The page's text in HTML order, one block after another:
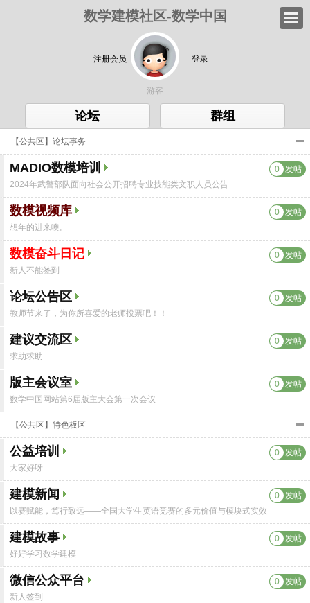
数学建模社区-数学中国
注册会员 登录
游客
论坛 群组
【公共区】论坛事务
MADIO数模培训 发帖
0
2024年武警部队面向社会公开招聘专业技能类文职人员公告
数模视频库 发帖
0
想年的进来噢。
数模奋斗日记 发帖
0
新人不能签到
论坛公告区 发帖
0
教师节来了，为你所喜爱的老师投票吧！！
建议交流区 发帖
0
求助求助
版主会议室 发帖
0
数学中国网站第6届版主大会第一次会议
【公共区】特色板区
公益培训 发帖
0
大家好呀
建模新闻 发帖
0
以赛赋能，笃行致远——全国大学生英语竞赛的多元价值与模块式实效
建模故事 发帖
0
好好学习数学建模
微信公众平台 发帖
0
新人签到